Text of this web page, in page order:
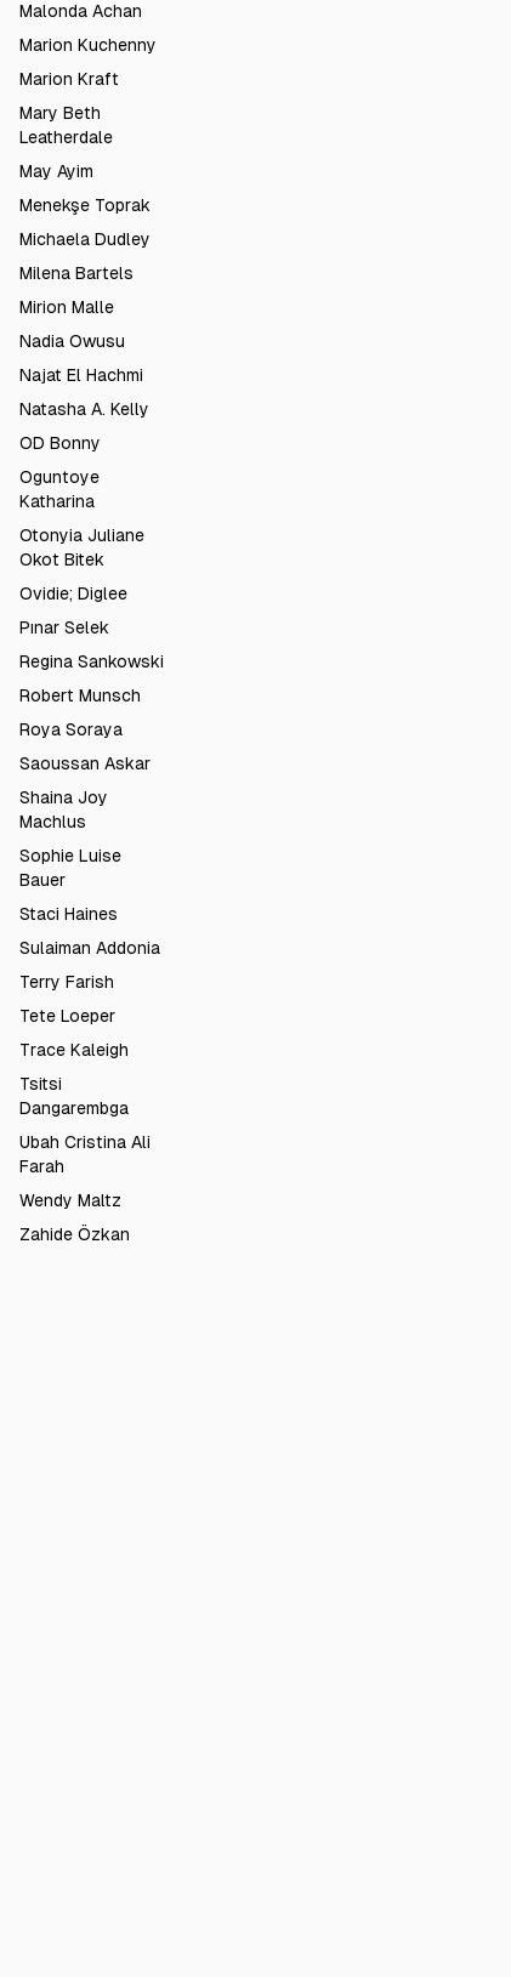
Malonda Achan
Marion Kuchenny
Marion Kraft
Mary Beth
Leatherdale
May Ayim
Menekşe Toprak
Michaela Dudley
Milena Bartels
Mirion Malle
Nadia Owusu
Najat El Hachmi
Natasha A. Kelly
OD Bonny
Oguntoye
Katharina
Otonyia Juliane
Okot Bitek
Ovidie; Diglee
Pınar Selek
Regina Sankowski
Robert Munsch
Roya Soraya
Saoussan Askar
Shaina Joy
Machlus
Sophie Luise
Bauer
Staci Haines
Sulaiman Addonia
Terry Farish
Tete Loeper
Trace Kaleigh
Tsitsi
Dangarembga
Ubah Cristina Ali
Farah
Wendy Maltz
Zahide Özkan